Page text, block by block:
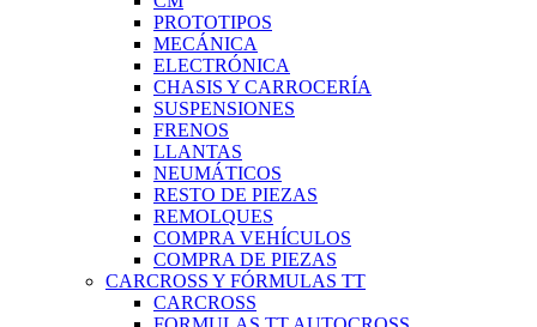
PROTOTIPOS
MECÁNICA
ELECTRÓNICA
CHASIS Y CARROCERÍA
SUSPENSIONES
FRENOS
LLANTAS
NEUMÁTICOS
RESTO DE PIEZAS
REMOLQUES
COMPRA VEHÍCULOS
COMPRA DE PIEZAS
CARCROSS Y FÓRMULAS TT
CARCROSS